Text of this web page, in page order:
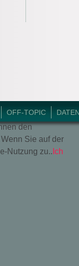
OFF-TOPIC
den
Sie auf der
Nutzung zu.. Ich